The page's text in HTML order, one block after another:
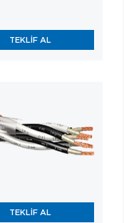
TEKLİF AL
TEKLİF AL